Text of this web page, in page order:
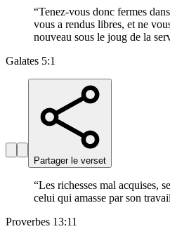
“Tenez-vous donc fermes
vous a rendus libres, et ne
nouveau sous le joug de la
Galates 5:1
Partager le verset
“Les richesses mal acquises,
celui qui amasse par son
Proverbes 13:11